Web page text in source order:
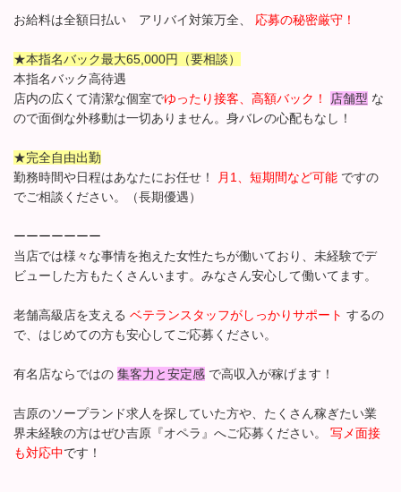
お給料は全額日払い アリバイ対策万全、 応募の秘密厳守！
★本指名バック最大65,000円（要相談）
本指名バック高待遇
店内の広くて清潔な個室でゆったり接客、高額バック！ 店舗型 な
ので面倒な外移動は一切ありません。身バレの心配もなし！
★完全自由出勤
勤務時間や日程はあなたにお任せ！
月1、短期間など可能 ですの
でご相談ください。（長期優遇）
ーーーーーーー
当店では様々な事情を抱えた女性たちが働いており、未経験でデ
ビューした方もたくさんいます。みなさん安心して働いてます。
老舗高級店を支える ベテランスタッフがしっかりサポート するの
で、はじめての方も安心してご応募ください。
有名店ならではの 集客力と安定感 で高収入が稼げます！
吉原のソープランド求人を探していた方や、たくさん稼ぎたい業
界未経験の方はぜひ吉原『オペラ』へご応募ください。 写メ面接
も対応中です！